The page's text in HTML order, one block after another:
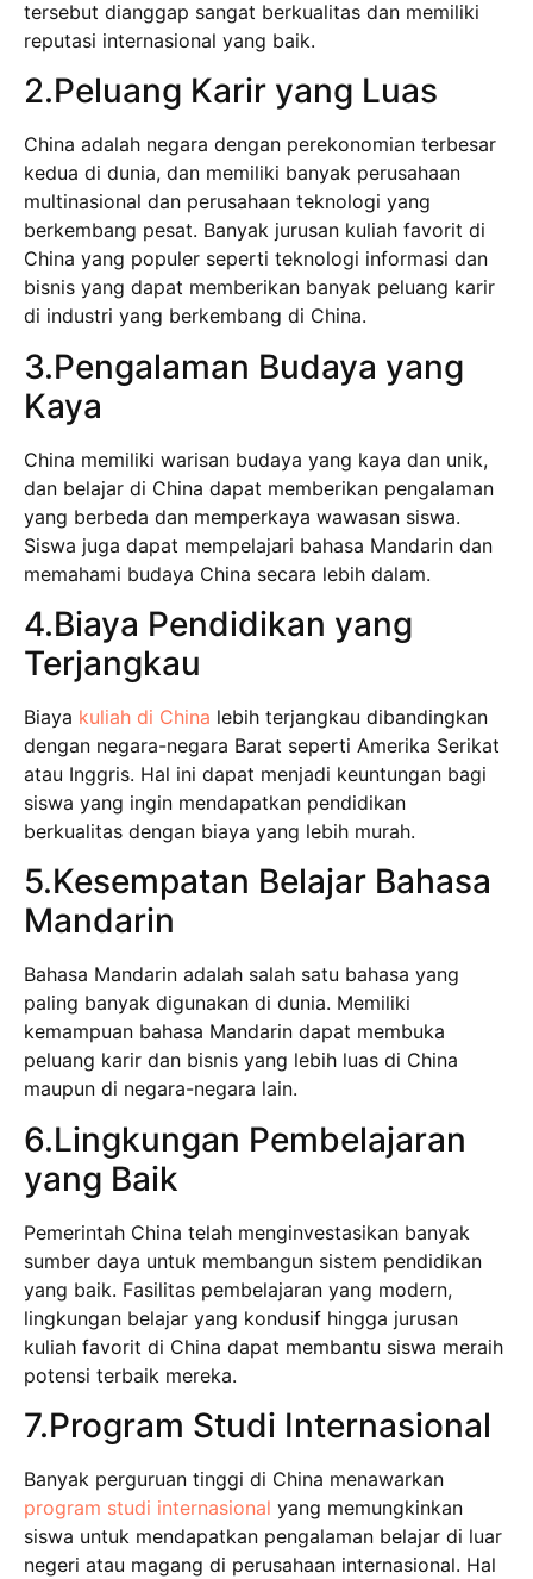
tersebut dianggap sangat berkualitas dan memiliki
reputasi internasional yang baik.
2.Peluang Karir yang Luas
China adalah negara dengan perekonomian terbesar
kedua di dunia, dan memiliki banyak perusahaan
multinasional dan perusahaan teknologi yang
berkembang pesat. Banyak jurusan kuliah favorit di
China yang populer seperti teknologi informasi dan
bisnis yang dapat memberikan banyak peluang karir
di industri yang berkembang di China.
3.Pengalaman Budaya yang
Kaya
China memiliki warisan budaya yang kaya dan unik,
dan belajar di China dapat memberikan pengalaman
yang berbeda dan memperkaya wawasan siswa.
Siswa juga dapat mempelajari bahasa Mandarin dan
memahami budaya China secara lebih dalam.
4.Biaya Pendidikan yang
Terjangkau
Biaya kuliah di China lebih terjangkau dibandingkan
dengan negara-negara Barat seperti Amerika Serikat
atau Inggris. Hal ini dapat menjadi keuntungan bagi
siswa yang ingin mendapatkan pendidikan
berkualitas dengan biaya yang lebih murah.
5.Kesempatan Belajar Bahasa
Mandarin
Bahasa Mandarin adalah salah satu bahasa yang
paling banyak digunakan di dunia. Memiliki
kemampuan bahasa Mandarin dapat membuka
peluang karir dan bisnis yang lebih luas di China
maupun di negara-negara lain.
6.Lingkungan Pembelajaran
yang Baik
Pemerintah China telah menginvestasikan banyak
sumber daya untuk membangun sistem pendidikan
yang baik. Fasilitas pembelajaran yang modern,
lingkungan belajar yang kondusif hingga jurusan
kuliah favorit di China dapat membantu siswa meraih
potensi terbaik mereka.
7.Program Studi Internasional
Banyak perguruan tinggi di China menawarkan
program studi internasional yang memungkinkan
siswa untuk mendapatkan pengalaman belajar di luar
negeri atau magang di perusahaan internasional. Hal